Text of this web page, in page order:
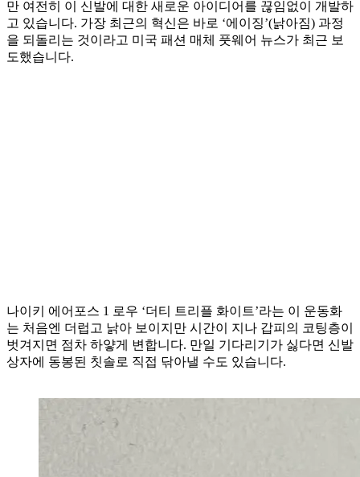
만 여전히 이 신발에 대한 새로운 아이디어를 끊임없이 개발하
고 있습니다. 가장 최근의 혁신은 바로 ‘에이징’(낡아짐) 과정
을 되돌리는 것이라고 미국 패션 매체 풋웨어 뉴스가 최근 보
도했습니다.
나이키 에어포스 1 로우 ‘더티 트리플 화이트’라는 이 운동화
는 처음엔 더럽고 낡아 보이지만 시간이 지나 갑피의 코팅층이
벗겨지면 점차 하얗게 변합니다. 만일 기다리기가 싫다면 신발
상자에 동봉된 칫솔로 직접 닦아낼 수도 있습니다.